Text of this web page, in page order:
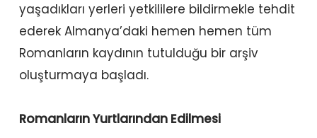
yaşadıkları yerleri yetkililere bildirmekle tehdit
ederek Almanya’daki hemen hemen tüm
Romanların kaydının tutulduğu bir arşiv
oluşturmaya başladı.
Romanların Yurtlarından Edilmesi